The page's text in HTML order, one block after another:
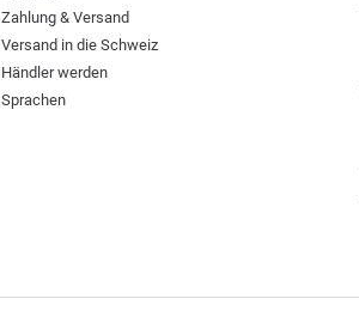
Zahlung & Versand
Versand in die Schweiz
Händler werden
Sprachen